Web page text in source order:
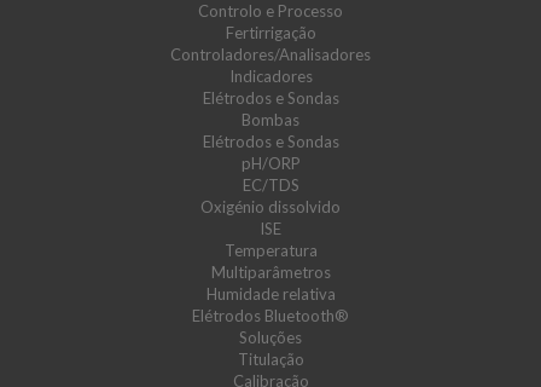
Controlo e Processo
Fertirrigação
Controladores/Analisadores
Indicadores
Elétrodos e Sondas
Bombas
Elétrodos e Sondas
pH/ORP
EC/TDS
Oxigénio dissolvido
ISE
Temperatura
Multiparâmetros
Humidade relativa
Elétrodos Bluetooth®
Soluções
Titulação
Calibração